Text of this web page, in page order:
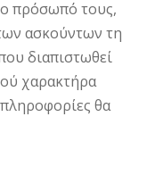
πρόσωπό τους,
ασκούντων τη
διαπιστωθεί
χαρακτήρα
θα